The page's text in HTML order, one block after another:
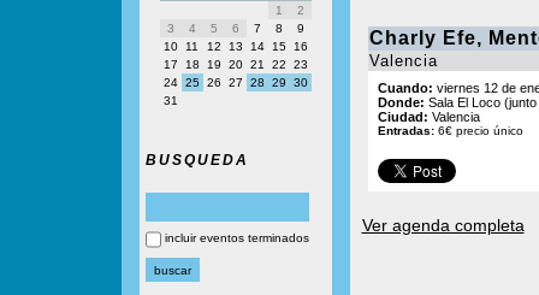
1
2
3
4 5 6 7 8
9
10
11 12 13 14 15
16
17
18 19 20 21 22
23
24 25 26 27 28 29
30
31
BUSQUEDA
incluir eventos terminados
Charly Efe,
Valencia
Cuando: viernes 12 de
Donde: Sala El Loco
Ciudad: Valencia
Entradas: 6€ precio único
Ver agenda completa